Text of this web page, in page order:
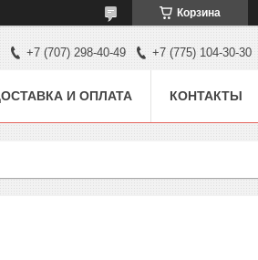
Корзина
+7 (707) 298-40-49 +7 (775) 104-30-30
И ОПЛАТА КОНТАКТЫ